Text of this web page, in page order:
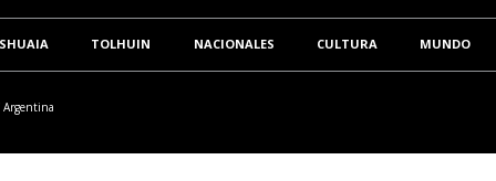
TOLHUIN NACIONALES CULTURA MUNDO
Argentina